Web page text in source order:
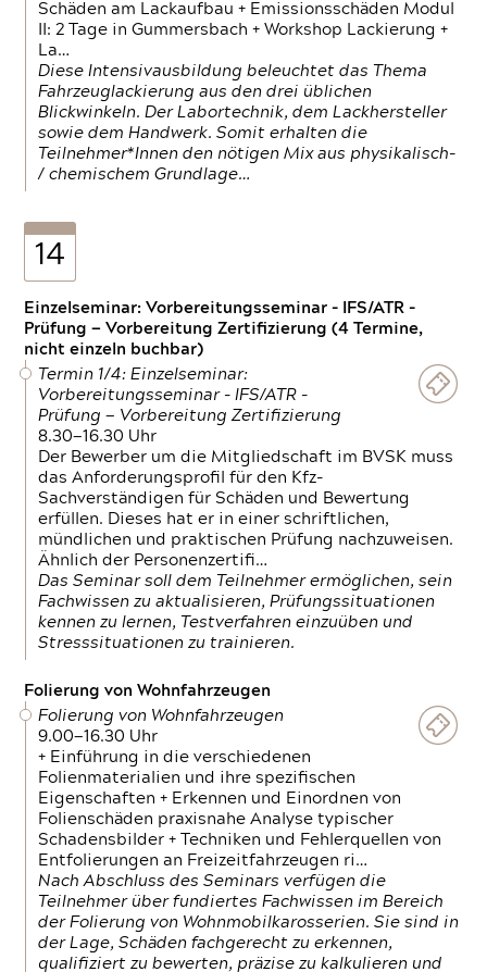
Schäden am Lackaufbau + Emissionsschäden Modul
II: 2 Tage in Gummersbach + Workshop Lackierung +
La…
Diese Intensivausbildung beleuchtet das Thema
Fahrzeuglackierung aus den drei üblichen
Blickwinkeln. Der Labortechnik, dem Lackhersteller
sowie dem Handwerk. Somit erhalten die
Teilnehmer*Innen den nötigen Mix aus physikalisch-
/ chemischem Grundlage…
14
Einzelseminar: Vorbereitungsseminar - IFS/ATR -
Prüfung — Vorbereitung Zertifizierung (4 Termine,
nicht einzeln buchbar)
Termin 1/4: Einzelseminar:
Vorbereitungsseminar - IFS/ATR -
Prüfung — Vorbereitung Zertifizierung
8.30—16.30 Uhr
Der Bewerber um die Mitgliedschaft im BVSK muss
das Anforderungsprofil für den Kfz-
Sachverständigen für Schäden und Bewertung
erfüllen. Dieses hat er in einer schriftlichen,
mündlichen und praktischen Prüfung nachzuweisen.
Ähnlich der Personenzertifi…
Das Seminar soll dem Teilnehmer ermöglichen, sein
Fachwissen zu aktualisieren, Prüfungssituationen
kennen zu lernen, Testverfahren einzuüben und
Stresssituationen zu trainieren.
Folierung von Wohnfahrzeugen
Folierung von Wohnfahrzeugen
9.00—16.30 Uhr
+ Einführung in die verschiedenen
Folienmaterialien und ihre spezifischen
Eigenschaften + Erkennen und Einordnen von
Folienschäden praxisnahe Analyse typischer
Schadensbilder + Techniken und Fehlerquellen von
Entfolierungen an Freizeitfahrzeugen ri…
Nach Abschluss des Seminars verfügen die
Teilnehmer über fundiertes Fachwissen im Bereich
der Folierung von Wohnmobilkarosserien. Sie sind in
der Lage, Schäden fachgerecht zu erkennen,
qualifiziert zu bewerten, präzise zu kalkulieren und